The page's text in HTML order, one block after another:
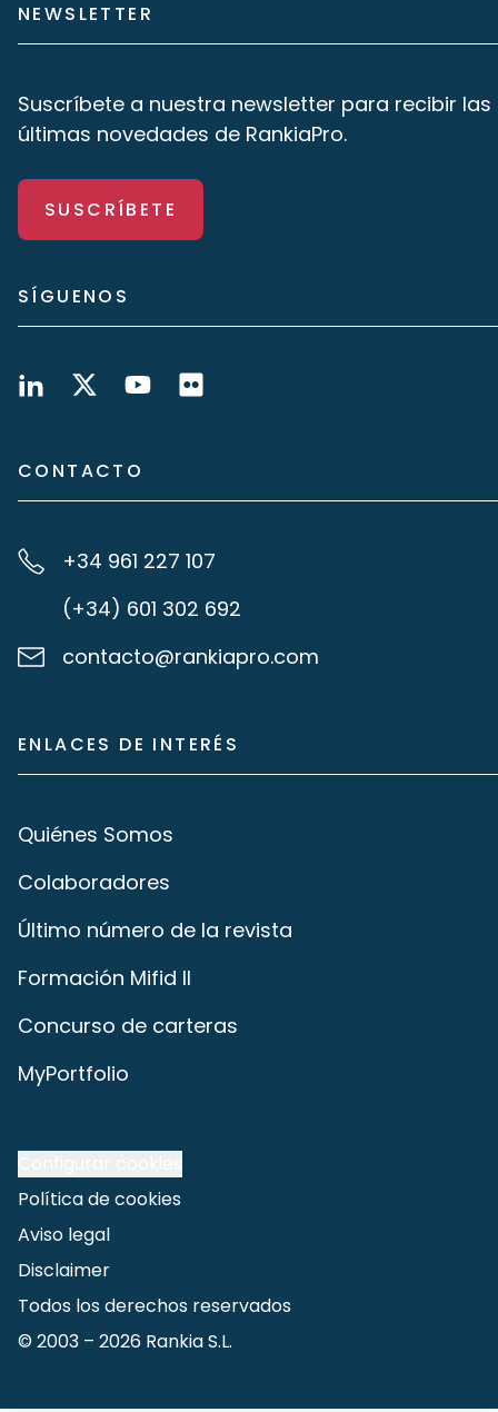
NEWSLETTER
Suscríbete a nuestra newsletter para recibir las
últimas novedades de RankiaPro.
SUSCRÍBETE
SÍGUENOS
CONTACTO
+34 961 227 107
(+34) 601 302 692
contacto@rankiapro.com
ENLACES DE INTERÉS
Quiénes Somos
Colaboradores
Último número de la revista
Formación Mifid II
Concurso de carteras
MyPortfolio
Política de cookies
Aviso legal
Disclaimer
Todos los derechos reservados
© 2003 – 2026 Rankia S.L.